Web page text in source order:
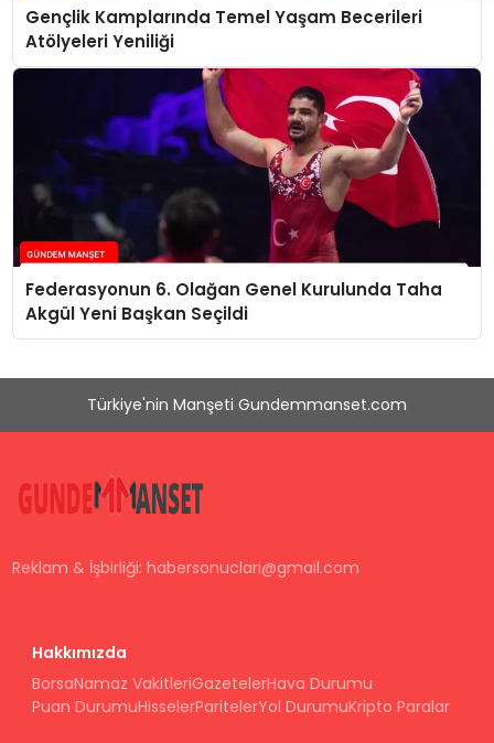
Gençlik Kamplarında Temel Yaşam Becerileri
Atölyeleri Yeniliği
Federasyonun 6. Olağan Genel Kurulunda Taha
Akgül Yeni Başkan Seçildi
Türkiye'nin Manşeti Gundemmanset.com
Reklam & İşbirliği:habersonuclari@gmail.com
Hakkımızda
BorsaNamaz VakitleriGazetelerHava Durumu
Puan DurumuHisselerParitelerYol DurumuKripto Paralar